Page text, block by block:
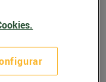
bon gelat a